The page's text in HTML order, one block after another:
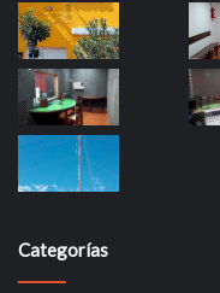
Categorías